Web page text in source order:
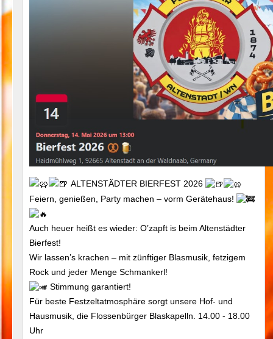
ALTENSTÄDTER BIERFEST 2026
Feiern, genießen, Party machen – vorm Gerätehaus!
Auch heuer heißt es wieder: O’zapft is beim Altenstädter
Bierfest!
Wir lassen’s krachen – mit zünftiger Blasmusik, fetzigem
Rock und jeder Menge Schmankerl!
Stimmung garantiert!
Für beste Festzeltatmosphäre sorgt unsere Hof- und
Hausmusik, die Flossenbürger Blaskapelln. 14.00 - 18.00
Uhr